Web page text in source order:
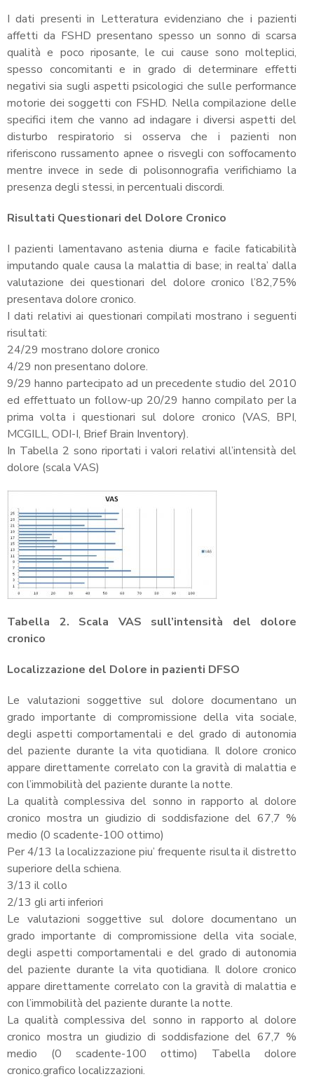
I dati presenti in Letteratura evidenziano che i pazienti
affetti da FSHD presentano spesso un sonno di scarsa
qualità e poco riposante, le cui cause sono molteplici,
spesso concomitanti e in grado di determinare effetti
negativi sia sugli aspetti psicologici che sulle performance
motorie dei soggetti con FSHD. Nella compilazione delle
specifici item che vanno ad indagare i diversi aspetti del
disturbo respiratorio si osserva che i pazienti non
riferiscono russamento apnee o risvegli con soffocamento
mentre invece in sede di polisonnografia verifichiamo la
presenza degli stessi, in percentuali discordi.
Risultati Questionari del Dolore Cronico
I pazienti lamentavano astenia diurna e facile faticabilità
imputando quale causa la malattia di base; in realta’ dalla
valutazione dei questionari del dolore cronico l’82,75%
presentava dolore cronico.
I dati relativi ai questionari compilati mostrano i seguenti
risultati:
24/29 mostrano dolore cronico
4/29 non presentano dolore.
9/29 hanno partecipato ad un precedente studio del 2010
ed effettuato un follow-up 20/29 hanno compilato per la
prima volta i questionari sul dolore cronico (VAS, BPI,
MCGILL, ODI-I, Brief Brain Inventory).
In Tabella 2 sono riportati i valori relativi all’intensità del
dolore (scala VAS)
Tabella 2. Scala VAS sull’intensità del dolore
cronico
Localizzazione del Dolore in pazienti DFSO
Le valutazioni soggettive sul dolore documentano un
grado importante di compromissione della vita sociale,
degli aspetti comportamentali e del grado di autonomia
del paziente durante la vita quotidiana. Il dolore cronico
appare direttamente correlato con la gravità di malattia e
con l’immobilità del paziente durante la notte.
La qualità complessiva del sonno in rapporto al dolore
cronico mostra un giudizio di soddisfazione del 67,7 %
medio (0 scadente-100 ottimo)
Per 4/13 la localizzazione piu’ frequente risulta il distretto
superiore della schiena.
3/13 il collo
2/13 gli arti inferiori
Le valutazioni soggettive sul dolore documentano un
grado importante di compromissione della vita sociale,
degli aspetti comportamentali e del grado di autonomia
del paziente durante la vita quotidiana. Il dolore cronico
appare direttamente correlato con la gravità di malattia e
con l’immobilità del paziente durante la notte.
La qualità complessiva del sonno in rapporto al dolore
cronico mostra un giudizio di soddisfazione del 67,7 %
medio (0 scadente-100 ottimo) Tabella dolore
cronico.grafico localizzazioni.